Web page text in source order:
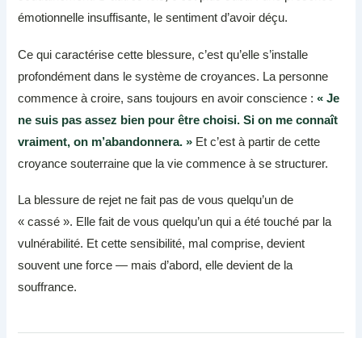
émotionnelle insuffisante, le sentiment d’avoir déçu.
Ce qui caractérise cette blessure, c’est qu’elle s’installe
profondément dans le système de croyances. La personne
commence à croire, sans toujours en avoir conscience :« Je
ne suis pas assez bien pour être choisi. Si on me connaît
vraiment, on m’abandonnera. » Et c’est à partir de cette
croyance souterraine que la vie commence à se structurer.
La blessure de rejet ne fait pas de vous quelqu’un de
« cassé ». Elle fait de vous quelqu’un qui a été touché par la
vulnérabilité. Et cette sensibilité, mal comprise, devient
souvent une force — mais d’abord, elle devient de la
souffrance.